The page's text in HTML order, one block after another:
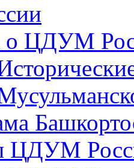
о ЦДУМ
ЦДУМ